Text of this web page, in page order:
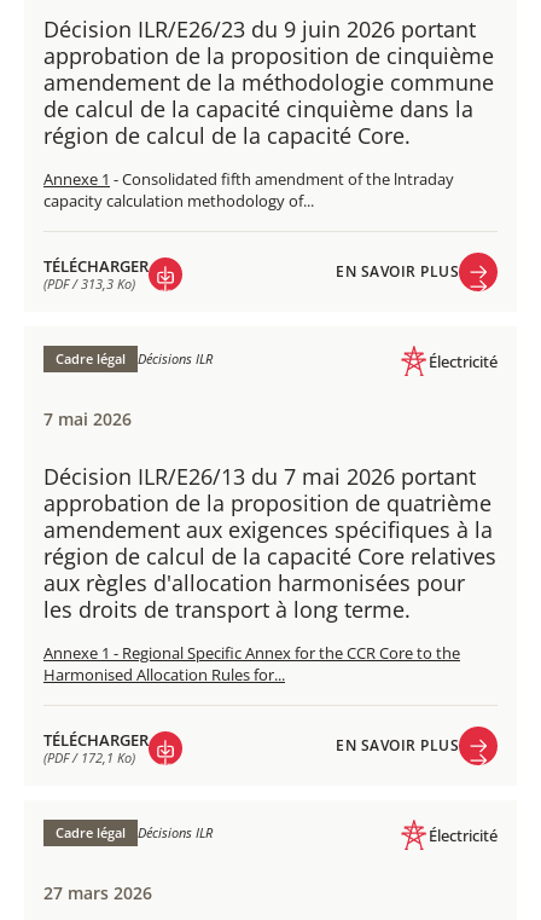
Décision ILR/E26/23 du 9 juin 2026 portant
approbation de la proposition de cinquième
amendement de la méthodologie commune
de calcul de la capacité cinquième dans la
région de calcul de la capacité Core.
Annexe 1 - Consolidated fifth amendment of the lntraday
capacity calculation methodology of...
TÉLÉCHARGER
(PDF / 313,3 Ko)
(PDF / 313,3 Ko)
EN SAVOIR PLUS
Cadre légal Décisions ILR Électricité
7 mai 2026
Décision ILR/E26/13 du 7 mai 2026 portant
approbation de la proposition de quatrième
amendement aux exigences spécifiques à la
région de calcul de la capacité Core relatives
aux règles d'allocation harmonisées pour
les droits de transport à long terme.
Annexe 1 - Regional Specific Annex for the CCR Core to the
Harmonised Allocation Rules for...
TÉLÉCHARGER
(PDF / 172,1 Ko)
(PDF / 172,1 Ko)
EN SAVOIR PLUS
Cadre légal Décisions ILR Électricité
27 mars 2026